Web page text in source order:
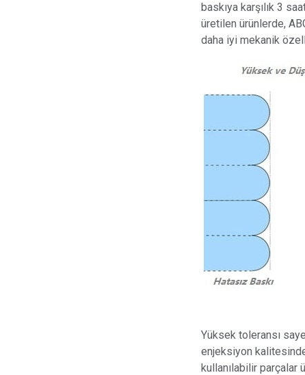
baskıya karşılık 3
üretilen ürünlerde,
daha iyi mekanik
Yüksek toleransı
enjeksiyon
kullanılabilir parçalar